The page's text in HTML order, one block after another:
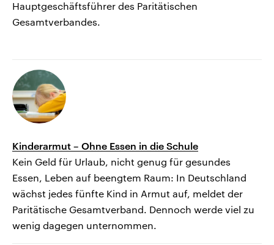
Hauptgeschäftsführer des Paritätischen
Gesamtverbandes.
Kinderarmut – Ohne Essen in die Schule
Kein Geld für Urlaub, nicht genug für gesundes
Essen, Leben auf beengtem Raum: In Deutschland
wächst jedes fünfte Kind in Armut auf, meldet der
Paritätische Gesamtverband. Dennoch werde viel zu
wenig dagegen unternommen.